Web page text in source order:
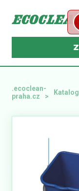
.ecoclean-
praha.cz
Katalog